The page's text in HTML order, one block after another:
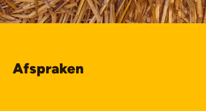
Afspraken